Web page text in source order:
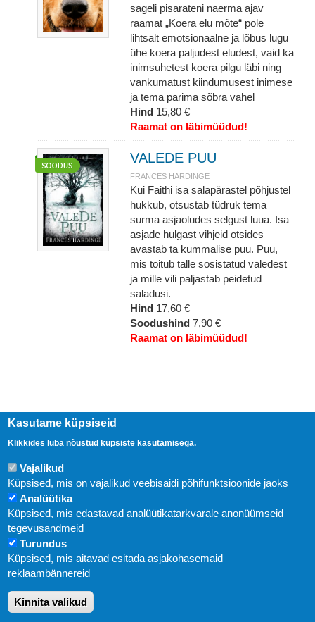
sageli pisarateni naerma ajav
raamat „Koera elu mõte“ pole
lihtsalt emotsionaalne ja lõbus lugu
ühe koera paljudest eludest, vaid ka
inimsuhetest koera pilgu läbi ning
vankumatust kiindumusest inimese
ja tema parima sõbra vahel
Hind 15,80 €
Raamat on läbimüüdud!
VALEDE PUU
FRANCES HARDINGE
Kui Faithi isa salapärastel põhjustel
hukkub, otsustab tüdruk tema
surma asjaoludes selgust luua. Isa
asjade hulgast vihjeid otsides
avastab ta kummalise puu. Puu,
mis toitub talle sosistatud valedest
ja mille vili paljastab peidetud
saladusi.
Hind 17,60 €
Soodushind 7,90 €
Raamat on läbimüüdud!
Uudised
KIRJASTUS PEGASUS OÜ © 2020
Paldiski mnt. 29 (A korpus VI korrus), Tallinn
Kasutame küpsiseid
Klikkides luba nõustud küpsiste kasutamisega.
Vajalikud
Küpsised, mis on vajalikud veebisaidi põhifunktsioonide jaoks
Analüütika
Küpsised, mis edastavad analüütikatarkvarale anonüümseid
tegevusandmeid
Turundus
Küpsised, mis aitavad esitada asjakohasemaid
reklaambännereid
Kinnita valikud